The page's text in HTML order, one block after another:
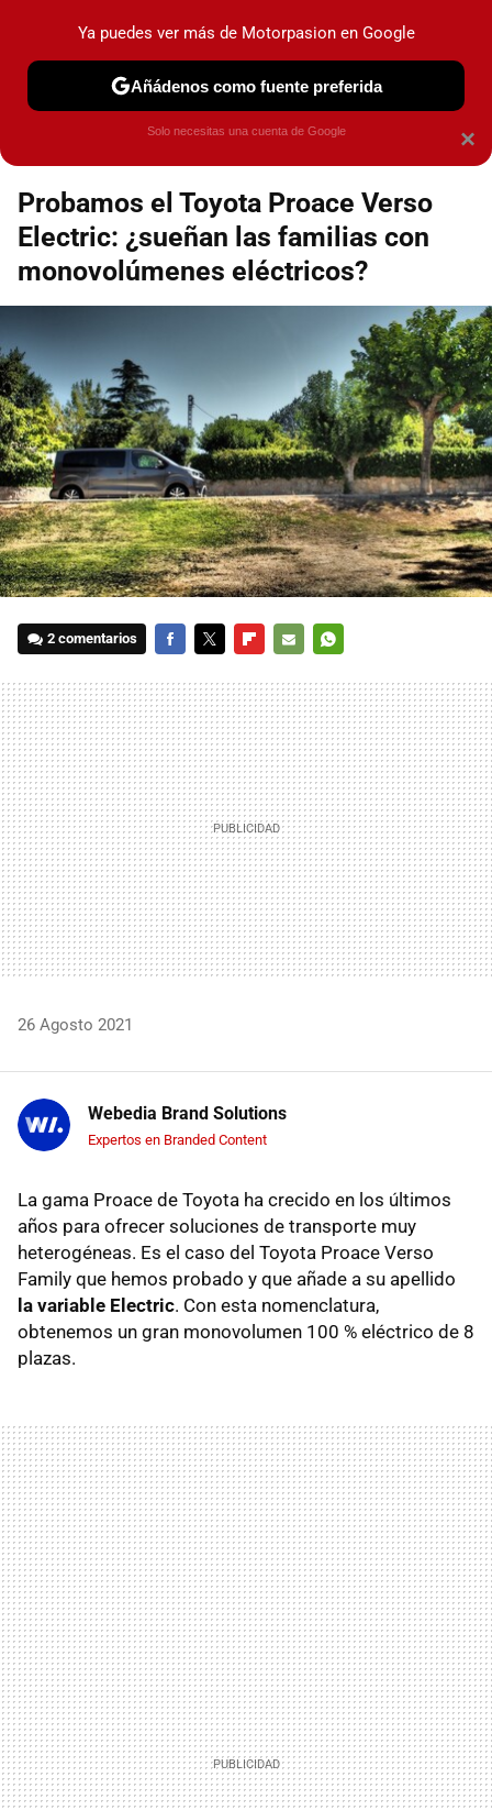
marca que se menciona
Espacio Toyota
Probamos el Toyota Proace Verso
Electric: ¿sueñan las familias con
monovolúmenes eléctricos?
2 comentarios
MAIL
26 Agosto 2021
Webedia Brand Solutions
Expertos en Branded Content
La gama Proace de Toyota ha crecido en los últimos
años para ofrecer soluciones de transporte muy
heterogéneas. Es el caso del Toyota Proace Verso
Family que hemos probado y que añade a su apellido
la variable Electric. Con esta nomenclatura,
obtenemos un gran monovolumen 100 % eléctrico de 8
plazas.
×
Ya puedes ver más de Motorpasion en Google
Añádenos como fuente preferida
Solo necesitas una cuenta de Google